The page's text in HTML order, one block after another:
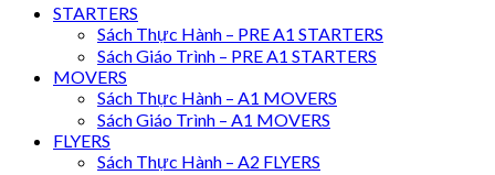
STARTERS
Sách Thực Hành – PRE A1 STARTERS
Sách Giáo Trình – PRE A1 STARTERS
MOVERS
Sách Thực Hành – A1 MOVERS
Sách Giáo Trình – A1 MOVERS
FLYERS
Sách Thực Hành – A2 FLYERS